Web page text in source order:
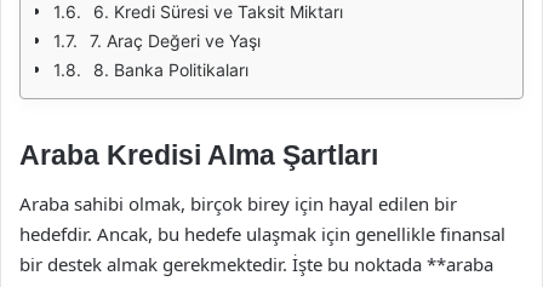
6. Kredi Süresi ve Taksit Miktarı
7. Araç Değeri ve Yaşı
8. Banka Politikaları
Araba Kredisi Alma Şartları
Araba sahibi olmak, birçok birey için hayal edilen bir
hedefdir. Ancak, bu hedefe ulaşmak için genellikle finansal
bir destek almak gerekmektedir. İşte bu noktada **araba